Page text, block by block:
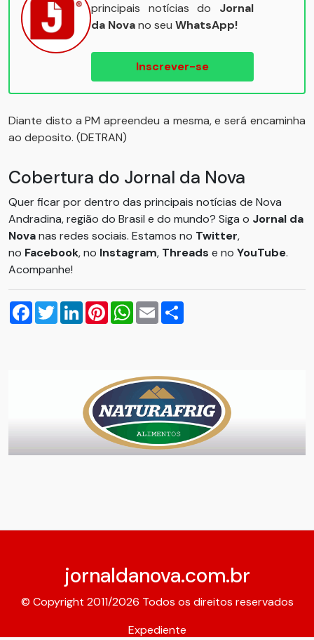
principais notícias do Jornal
da Novano seu WhatsApp!
Inscrever-se
Diante disto a PM apreendeu a mesma, e será encaminha
ao deposito. (DETRAN)
Cobertura do Jornal da Nova
Quer ficar por dentro das principais notícias de Nova
Andradina, região do Brasil e do mundo? Siga o Jornal da
Novanas redes sociais. Estamos no Twitter,
no Facebook, no Instagram, Threads e no YouTube.
Acompanhe!
Facebook
TwitterLinkedInPinterestWhatsApp
Email
jornaldanova.com.br
© Copyright 2011/2026 Todos os direitos reservados
Expediente